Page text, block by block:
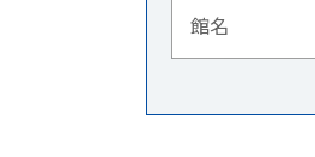
館名